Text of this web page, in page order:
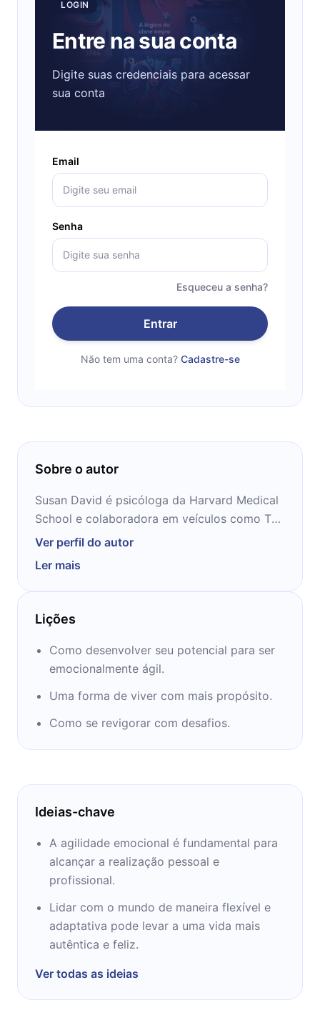
LOGIN
Entre na sua conta
Digite suas credenciais para acessar
sua conta
Email
Senha
Esqueceu a senha?
Entrar
Não tem uma conta? Cadastre-se
Sobre o autor
Susan David é psicóloga da Harvard Medical
School e colaboradora em veículos como The
New York Times, The Wall Street Journal e
uma palestra sobre agilidade emocional no
TED e se tornou uma best-seller ao divulgar
essa ideia por meio de livros.
Ver perfil do autor
Ler mais
Lições
Como desenvolver seu potencial para ser
emocionalmente ágil.
Uma forma de viver com mais propósito.
Como se revigorar com desafios.
Ideias-chave
A agilidade emocional é fundamental para
alcançar a realização pessoal e
profissional.
Lidar com o mundo de maneira flexível e
adaptativa pode levar a uma vida mais
autêntica e feliz.
Ver todas as ideias